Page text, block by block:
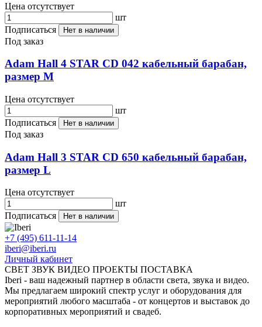
Цена отсутствует
шт
Подписаться
Нет в наличии
Под заказ
Adam Hall 4 STAR CD 042 кабельный барабан,
размер М
Цена отсутствует
шт
Подписаться
Нет в наличии
Под заказ
Adam Hall 3 STAR CD 650 кабельный барабан,
размер L
Цена отсутствует
шт
Подписаться
Нет в наличии
+7 (495) 611-11-14
iberi@iberi.ru
Личный кабинет
СВЕТ ЗВУК ВИДЕО ПРОЕКТЫ ПОСТАВКА
Iberi - ваш надежный партнер в области света, звука и видео.
Мы предлагаем широкий спектр услуг и оборудования для
мероприятий любого масштаба - от концертов и выставок до
корпоративных мероприятий и свадеб.